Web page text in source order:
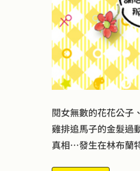
閱女無數的花花公子
雞排追馬子的金髮過
真相…發生在林布蘭